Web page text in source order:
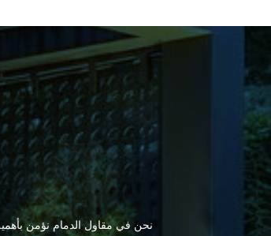
نحن في مقاول الدمام نؤمن